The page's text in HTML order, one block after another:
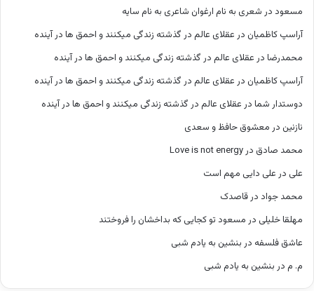
مسعود در شعری به نام ارغوان شاعری به نام سایه
آراسپ کاظمیان در عقلای عالم در گذشته زندگی میکنند و احمق ها در آینده
محمدرضا در عقلای عالم در گذشته زندگی میکنند و احمق ها در آینده
آراسپ کاظمیان در عقلای عالم در گذشته زندگی میکنند و احمق ها در آینده
دوستدار شما در عقلای عالم در گذشته زندگی میکنند و احمق ها در آینده
نازنین در معشوق حافظ و سعدی
محمد صادق در Love is not energy
علی در علی دایی مهم است
محمد جواد در قاصدک
مهلقا خلیلی در مسعود تو کجایی که بداخشان را فروختند
عاشق فلسفه در بنشین به یادم شبی
م. م در بنشین به یادم شبی